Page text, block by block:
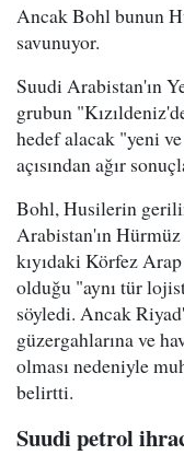
Ancak Bohl bunun
savunuyor.
Suudi Arabistan'ın
grubun
hedef alacak "yeni
açısından ağır
Bohl, Husilerin
Arabistan'ın Hürmüz
kıyıdaki Körfez
olduğu "aynı tür
söyledi. Ancak
güzergahlarına ve
olması nedeniyle
belirtti.
Suudi petrol